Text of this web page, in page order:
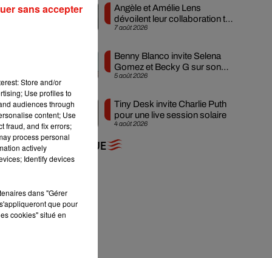
7 août 2026
Angèle et Amélie Lens
dévoilent leur collaboration tant
attendue
5 août 2026
Benny Blanco invite Selena
Gomez et Becky G sur son
nouveau single
4 août 2026
Tiny Desk invite Charlie Puth
pour une live session solaire
+ DE MUSIQUE
Store and/or
Use profiles to
audiences through
content; Use
fraud, and fix errors;
process personal
actively
Identify devices
dans "Gérer
que pour
cookies" situé en
sans accepter